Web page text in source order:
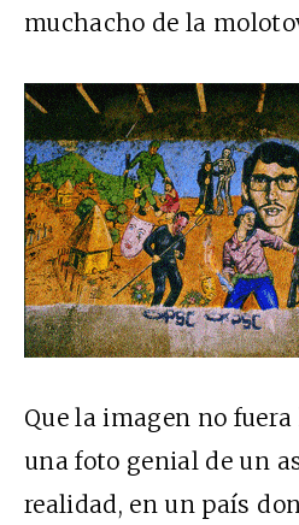
muchacho de la
Que la imagen no
una foto genial de un
realidad, en un país